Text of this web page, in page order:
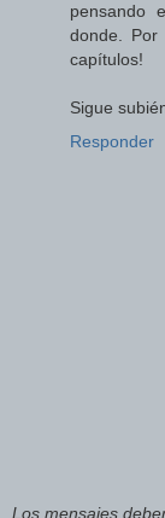
pensando
donde. Por
capítulos!
Sigue
Responder
Los mensajes